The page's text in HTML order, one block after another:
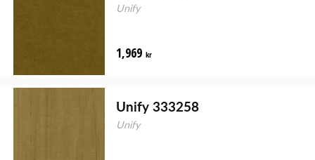
Unify
1,969 kr
Unify 333258
Unify